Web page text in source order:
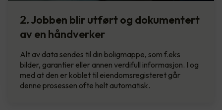
2. Jobben blir utført og dokumentert
av en håndverker
Alt av data sendes til din boligmappe, som f.eks
bilder, garantier eller annen verdifull informasjon. I og
med at den er koblet til eiendomsregisteret går
denne prosessen ofte helt automatisk.